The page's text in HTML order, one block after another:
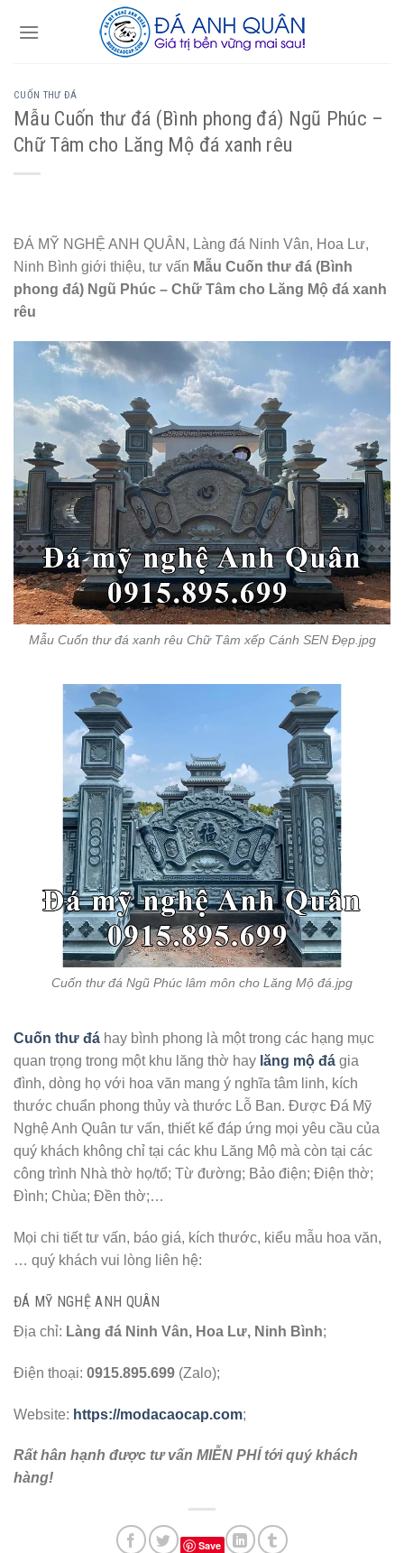
CUỐN THƯ ĐÁ
Mẫu Cuốn thư đá (Bình phong đá) Ngũ Phúc –
Chữ Tâm cho Lăng Mộ đá xanh rêu
ĐÁ MỸ NGHỆ ANH QUÂN, Làng đá Ninh Vân, Hoa Lư,
Ninh Bình giới thiệu, tư vấn Mẫu Cuốn thư đá (Bình
phong đá) Ngũ Phúc – Chữ Tâm cho Lăng Mộ đá xanh
rêu
Mẫu Cuốn thư đá xanh rêu Chữ Tâm xếp Cánh SEN Đẹp.jpg
Cuốn thư đá Ngũ Phúc lâm môn cho Lăng Mộ đá.jpg
Cuốn thư đá hay bình phong là một trong các hạng mục
quan trọng trong một khu lăng thờ hay lăng mộ đá gia
đình, dòng họ với hoa văn mang ý nghĩa tâm linh, kích
thước chuẩn phong thủy và thước Lỗ Ban. Được Đá Mỹ
Nghệ Anh Quân tư vấn, thiết kế đáp ứng mọi yêu cầu của
quý khách không chỉ tại các khu Lăng Mộ mà còn tại các
công trình Nhà thờ họ/tổ; Từ đường; Bảo điện; Điện thờ;
Đình; Chùa; Đền thờ;…
Mọi chi tiết tư vấn, báo giá, kích thước, kiểu mẫu hoa văn,
… quý khách vui lòng liên hệ:
ĐÁ MỸ NGHỆ ANH QUÂN
Địa chỉ: Làng đá Ninh Vân, Hoa Lư, Ninh Bình;
Điện thoại: 0915.895.699 (Zalo);
Website: https://modacaocap.com;
Rất hân hạnh được tư vấn MIỄN PHÍ tới quý khách
hàng!
Save